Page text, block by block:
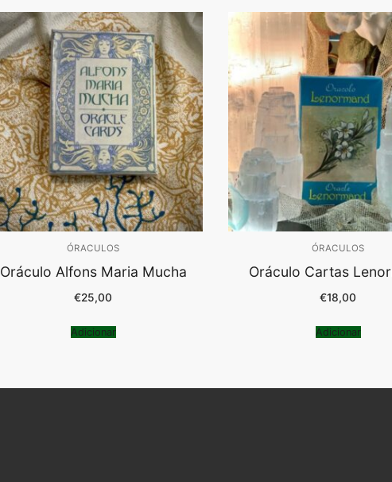
ÓRACULOS
Oráculo Alfons Maria Mucha
€25,00
Adicionar
ÓRACULOS
Oráculo Cartas
€18,00
Adicionar